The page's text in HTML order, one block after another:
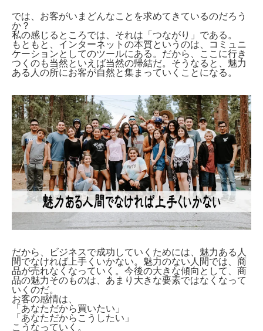
では、お客がいまどんなことを求めてきているのだろう
か？
私の感じるところでは、それは「つながり」である。
もともと、インターネットの本質というのは、コミュニ
ケーションとしてのツールにある。だから、ここに行き
つくのも当然といえば当然の帰結だ。そうなると、魅力
ある人の所にお客が自然と集まっていくことになる。
だから、ビジネスで成功していくためには、魅力ある人
間でなければ上手くいかない。魅力のない人間では、商
品が売れなくなっていく。今後の大きな傾向として、商
品の魅力そのものは、あまり大きな要素ではなくなって
いくのだ。
お客の感情は、
「あなただから買いたい」
「あなただからこうしたい」
こうなっていく。